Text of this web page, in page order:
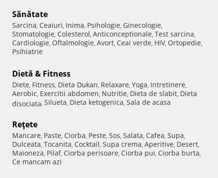
Sănătate
Sarcina, Ceaiuri, Inima, Psihologie, Ginecologie,
Stomatologie, Colesterol, Anticonceptionale, Test sarcina,
Cardiologie, Oftalmologie, Avort, Ceai verde, HIV, Ortopedie,
Psihiatrie
Dietă & Fitness
Diete, Fitness, Dieta Dukan, Relaxare, Yoga, Intretinere,
Aerobic, Exercitii abdomen, Nutritie, Dieta de slabit, Dieta
disociata, Silueta, Dieta ketogenica, Sala de acasa
Reţete
Mancare, Paste, Ciorba, Peste, Sos, Salata, Cafea, Supa,
Dulceata, Tocanita, Cocktail, Supa crema, Aperitive, Desert,
Maioneza, Pilaf, Ciorba perisoare, Ciorba pui, Ciorba burta,
Ce mancam azi